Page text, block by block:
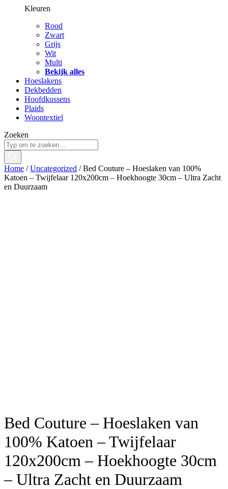
Kleuren
Rood
Zwart
Grijs
Wit
Multi
Bekijk alles
Hoeslakens
Dekbedden
Hoofdkussens
Plaids
Woontextiel
Zoeken
Home /Uncategorized / Bed Couture – Hoeslaken van 100%
Katoen – Twijfelaar 120x200cm – Hoekhoogte 30cm – Ultra Zacht
en Duurzaam
Bed Couture – Hoeslaken van
100% Katoen – Twijfelaar
120x200cm – Hoekhoogte 30cm
– Ultra Zacht en Duurzaam